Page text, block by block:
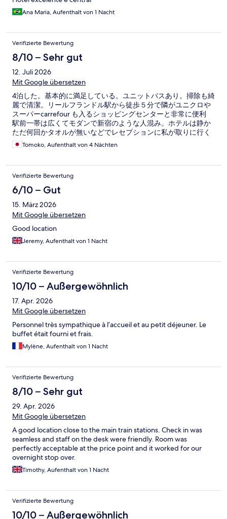
Ana Maria, Aufenthalt von 1 Nacht
Verifizierte Bewertung
8/10 – Sehr gut
12. Juli 2026
Mit Google übersetzen
4泊した。基本的に満足している。ユニットバスあり。掃除も綺
麗で清潔。リールフランドル駅から徒歩５分で隣がユニクロや
スーパーcarrefour も入るショッピングセンターと非常に便利
駅前一帯は広くてモダンで新宿のような人混み。ホテルは静か
ただ何回かタオルが無いなどでレセプションに私が取りに行く
など、レセプションと掃除担当の連携が唯一イマイチ。エレベ
ーターも2機あるが一機しか動かしていない。
Tomoko, Aufenthalt von 4 Nächten
Verifizierte Bewertung
6/10 – Gut
15. März 2026
Mit Google übersetzen
Good location
Jeremy, Aufenthalt von 1 Nacht
Verifizierte Bewertung
10/10 – Außergewöhnlich
17. Apr. 2026
Mit Google übersetzen
Personnel très sympathique à l’accueil et au petit déjeuner. Le
buffet était fourni et frais.
Mylène, Aufenthalt von 1 Nacht
Verifizierte Bewertung
8/10 – Sehr gut
29. Apr. 2026
Mit Google übersetzen
A good location close to the main train stations. Check in was
seamless and staff on the desk were friendly. Room was
perfectly acceptable at the price point and it worked for our
overnight stop over.
Timothy, Aufenthalt von 1 Nacht
Verifizierte Bewertung
10/10 – Außergewöhnlich